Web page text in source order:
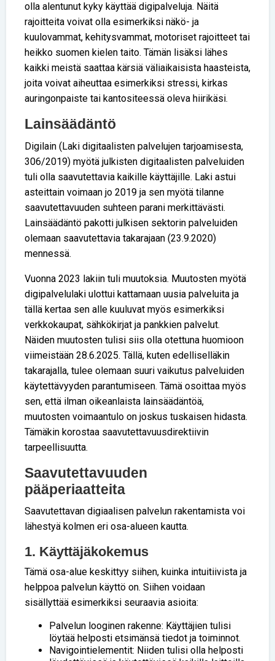
olla alentunut kyky käyttää digipalveluja. Näitä
rajoitteita voivat olla esimerkiksi näkö- ja
kuulovammat, kehitysvammat, motoriset rajoitteet tai
heikko suomen kielen taito. Tämän lisäksi lähes
kaikki meistä saattaa kärsiä väliaikaisista haasteista,
joita voivat aiheuttaa esimerkiksi stressi, kirkas
auringonpaiste tai kantositeessä oleva hiirikäsi.
Lainsäädäntö
Digilain (Laki digitaalisten palvelujen tarjoamisesta,
306/2019) myötä julkisten digitaalisten palveluiden
tuli olla saavutettavia kaikille käyttäjille. Laki astui
asteittain voimaan jo 2019 ja sen myötä tilanne
saavutettavuuden suhteen parani merkittävästi.
Lainsäädäntö pakotti julkisen sektorin palveluiden
olemaan saavutettavia takarajaan (23.9.2020)
mennessä.
Vuonna 2023 lakiin tuli muutoksia. Muutosten myötä
digipalvelulaki ulottui kattamaan uusia palveluita ja
tällä kertaa sen alle kuuluvat myös esimerkiksi
verkkokaupat, sähkökirjat ja pankkien palvelut.
Näiden muutosten tulisi siis olla otettuna huomioon
viimeistään 28.6.2025. Tällä, kuten edelliselläkin
takarajalla, tulee olemaan suuri vaikutus palveluiden
käytettävyyden parantumiseen. Tämä osoittaa myös
sen, että ilman oikeanlaista lainsäädäntöä,
muutosten voimaantulo on joskus tuskaisen hidasta.
Tämäkin korostaa saavutettavuusdirektiivin
tarpeellisuutta.
Saavutettavuuden
pääperiaatteita
Saavutettavan digiaalisen palvelun rakentamista voi
lähestyä kolmen eri osa-alueen kautta.
1. Käyttäjäkokemus
Tämä osa-alue keskittyy siihen, kuinka intuitiivista ja
helppoa palvelun käyttö on. Siihen voidaan
sisällyttää esimerkiksi seuraavia asioita:
Palvelun looginen rakenne: Käyttäjien tulisi
löytää helposti etsimänsä tiedot ja toiminnot.
Navigointielementit: Niiden tulisi olla helposti